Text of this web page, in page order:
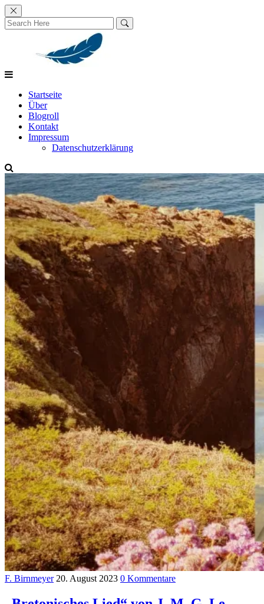
Skip
to
content
Startseite
Über
Blogroll
Kontakt
Impressum
Datenschutzerklärung
F. Birnmeyer 20. August 2023 0 Kommentare